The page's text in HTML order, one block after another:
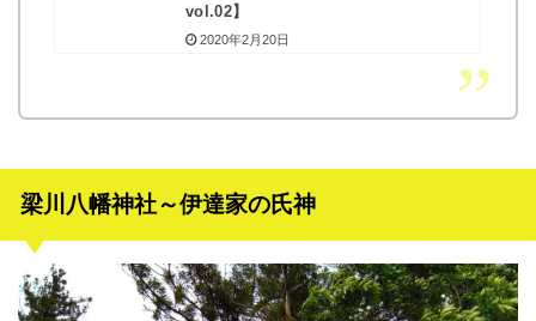
vol.02】
2020年2月20日
梁川八幡神社～伊達家の氏神